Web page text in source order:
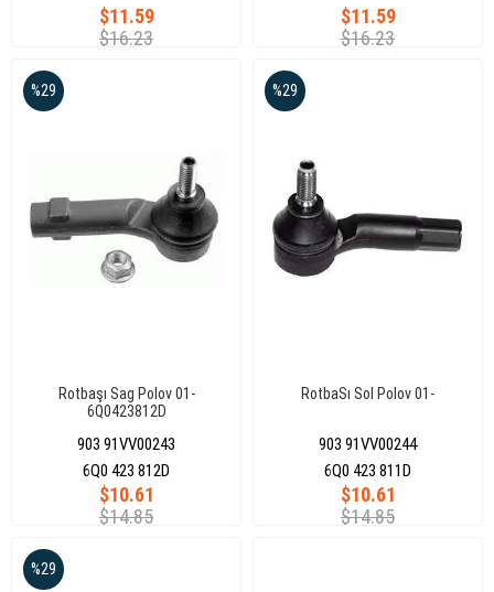
$11.59
$16.23
$11.59
$16.23
Rotbaşı Sag Polov 01-
6Q0423812D
903 91VV00243
$10.61
$14.85
%29
6Q0 423 812D
RotbaSı Sol Polov 01-
903 91VV00244
$10.61
$14.85
%29
6Q0 423 811D
%29